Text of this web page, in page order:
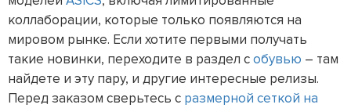
коллаборации, которые только появляются на
мировом рынке. Если хотите первыми получать
такие новинки, переходите в раздел собувью – там
найдете и эту пару, и другие интересные релизы.
Перед заказом сверьтесь с размерной сеткой на